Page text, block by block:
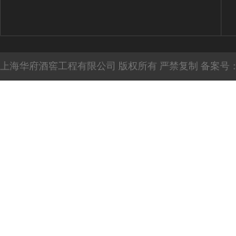
上海华府酒窖工程有限公司 版权所有 严禁复制 备案号：